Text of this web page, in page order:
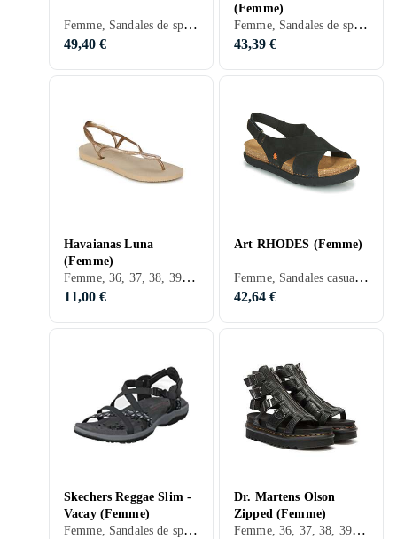
Femme, Sandales de sport, Sandales de randonnée, 36, 37, 38, 39, 40, 41, 42, 43, 44, 45, 36,5, 38,5, 40,5, 42,5, 43,5, 47, 32, 35, 50, 35,5, 41,5, 39,5, 37,5, 34,5, Noir, Blanc, Argent, Gris, Turkos, Marron, Bleu, Rouge, Jaune, Orange, Or, Vert, Beige, Rose, Violet, Kaki, Cuir, Maille, Synthétique, Simili cuir, Tissu/Textile
49,40 €
(Femme)
Femme, Sandales de sport, Sandales de randonnée, 36, 37, 38, 39, 40, 41, 42, 43, 44, 45, 46, 36,5, 38,5, 40,5, 47, 47,5, 48, 35, 35,5, 41,5, 39,5, 37,5, Noir, Blanc, Argent, Gris, Turkos, Marron, Bleu, Rouge, Jaune, Orange, Vert, Beige, Rose, Violet, Cuir, Maille, Synthétique, Simili cuir, Tissu/Textile
43,39 €
Havaianas Luna
(Femme)
Femme, 36, 37, 38, 39, 40, 41, 42, 43, 44, 36,5, 38,5, 40,5, 43,5, 47, 32, 33, 35, 50, 34, 35,5, 41,5, 39,5, 37,5, 34,5, Noir, Blanc, Argent, Gris, Marron, Bleu, Rouge, Jaune, Or, Vert, Beige, Rose, Violet, Kaki, Brons, Cuir, Synthétique, Tissu/Textile
11,00 €
Art RHODES (Femme)
Femme, Sandales casual, 36, 37, 38, 39, 40, 41, 42, 43, 44, Noir, Blanc, Marron, Bleu, Rouge, Jaune, Orange, Vert, Beige, Rose, Kaki, Brons, Cuir, Suède
42,64 €
Skechers Reggae Slim -
Vacay (Femme)
Femme, Sandales de sport, Sandales de randonnée, Sandales de plage, Sandales casual, 36, 37, 38, 39, 40, 41, 42, 40,5, 44,5, 35, Noir, Blanc, Gris, Turkos, Marron, Bleu, Rouge, Vert, Beige, Rose, Violet, Cuir, Suède
Dr. Martens Olson
Zipped (Femme)
Femme, 36, 37, 38, 39, 40, 41, 42, Noir, Blanc, Gris, Marron, Beige, Cuir